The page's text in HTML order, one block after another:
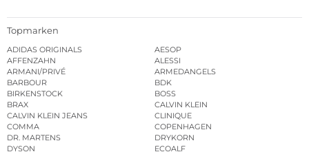
Topmarken
ADIDAS ORIGINALS
AESOP
AFFENZAHN
ALESSI
ARMANI/PRIVÉ
ARMEDANGELS
BARBOUR
BDK
BIRKENSTOCK
BOSS
BRAX
CALVIN KLEIN
CALVIN KLEIN JEANS
CLINIQUE
COMMA
COPENHAGEN
DR. MARTENS
DRYKORN
DYSON
ECOALF